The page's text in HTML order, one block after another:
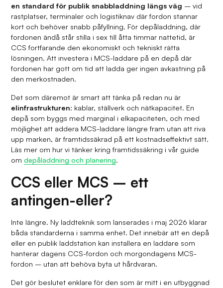
en standard för publik snabbladdning längs väg – vid
rastplatser, terminaler och logistiknav där fordon stannar
kort och behöver snabb påfyllning. För depåladdning, där
fordonen ändå står stilla i sex till åtta timmar nattetid, är
CCS fortfarande den ekonomiskt och tekniskt rätta
lösningen. Att investera i MCS-laddare på en depå där
fordonen har gott om tid att ladda ger ingen avkastning på
den merkostnaden.
Det som däremot är smart att tänka på redan nu är
elinfrastrukturen: kablar, ställverk och nätkapacitet. En
depå som byggs med marginal i elkapaciteten, och med
möjlighet att addera MCS-laddare längre fram utan att riva
upp marken, är framtidssäkrad på ett kostnadseffektivt sätt.
Läs mer om hur vi tänker kring framtidssäkring i vår guide
omdepåladdning och planering.
CCS eller MCS – ett
antingen-eller?
Inte längre. Ny laddteknik som lanserades i maj 2026 klarar
båda standarderna i samma enhet. Det innebär att en depå
eller en publik laddstation kan installera en laddare som
hanterar dagens CCS-fordon och morgondagens MCS-
fordon – utan att behöva byta ut hårdvaran.
Det gör beslutet enklare för den som är mitt i en utbyggnad